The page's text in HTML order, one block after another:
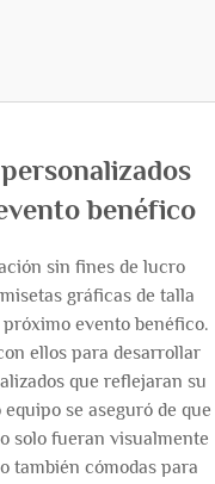
benéfico
sin fines de lucro
gráficas de talla
evento benéfico.
ellos para desarrollar
que reflejaran su
se aseguró de que
solo fueran visualmente
también cómodas para